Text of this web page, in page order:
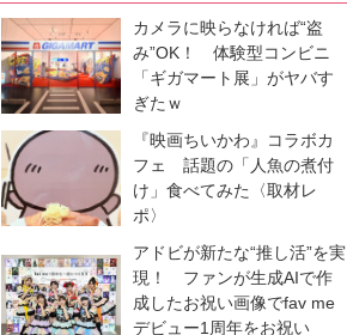
カメラに映らなければ“盗
み”OK！ 体験型コンビニ
「ギガマート展」がヤバす
ぎたｗ
『映画ちいかわ』コラボカ
フェ 話題の「人魚の煮付
け」食べてみた〈取材レ
ポ〉
アドビが新たな“推し活”を実
現！ ファンが生成AIで作
成したお祝い画像でfav me
デビュー1周年をお祝い